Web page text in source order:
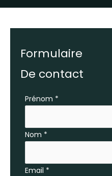
Formulaire
De contact
Formulaire
téléphone
Prénom *
Nom *
Email *